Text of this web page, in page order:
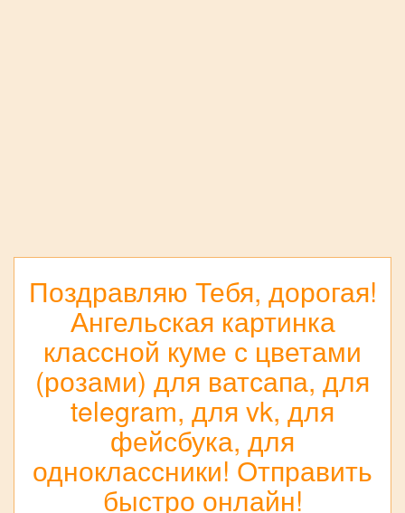
Поздравляю Тебя, дорогая!
Ангельская картинка
классной куме с цветами
(розами) для ватсапа, для
telegram, для vk, для
фейсбука, для
одноклассники! Отправить
быстро онлайн!